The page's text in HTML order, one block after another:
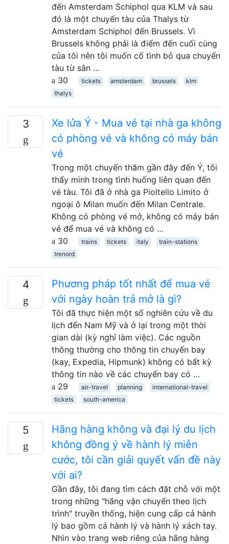
đến Amsterdam Schiphol qua KLM và sau
đó là một chuyến tàu của Thalys từ
Amsterdam Schiphol đến Brussels. Vì
Brussels không phải là điểm đến cuối cùng
của tôi nên tôi muốn cố tình bỏ qua chuyến
tàu từ sân …
30
tickets amsterdam brussels
klm
thalys
3
Xe lửa Ý - Mua vé tại nhà ga không
có phòng vé và không có máy bán
vé
Trong một chuyến thăm gần đây đến Ý, tôi
thấy mình trong tình huống liên quan đến
vé tàu. Tôi đã ở nhà ga Pioltello Limito ở
ngoại ô Milan muốn đến Milan Centrale.
Không có phòng vé mở, không có máy bán
vé để mua vé và không có …
30
trains tickets italy
train-stations
trenord
4
Phương pháp tốt nhất để mua vé
với ngày hoàn trả mở là gì?
Tôi đã thực hiện một số nghiên cứu về du
lịch đến Nam Mỹ và ở lại trong một thời
gian dài (kỳ nghỉ làm việc). Các nguồn
thông thường cho thông tin chuyến bay
(kay, Expedia, Hipmunk) không có bất kỳ
thông tin nào về các chuyến bay có …
29
air-travel planning
international-travel
tickets
south-america
5
Hãng hàng không và đại lý du lịch
không đồng ý về hành lý miễn
cước, tôi cần giải quyết vấn đề này
với ai?
Gần đây, tôi đang tìm cách đặt chỗ với một
trong những "hãng vận chuyển theo lịch
trình" truyền thống, hiện cung cấp cả hành
lý bao gồm cả hành lý và hành lý xách tay.
Nhìn vào trang web riêng của hãng hàng